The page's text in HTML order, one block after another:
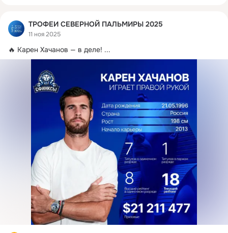
ТРОФЕИ СЕВЕРНОЙ ПАЛЬМИРЫ 2025
11 ноя 2025
🔥 Карен Хачанов — в деле! ...